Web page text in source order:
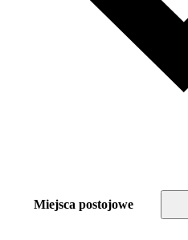
Miejsca postojowe